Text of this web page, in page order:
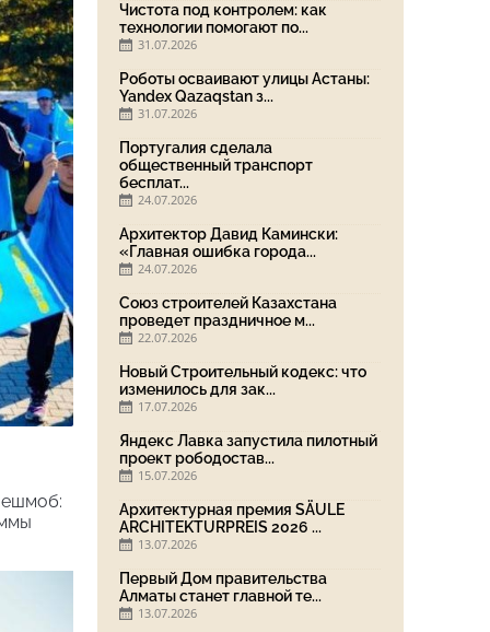
Чистота под контролем: как
технологии помогают по...
31.07.2026
Роботы осваивают улицы Астаны:
Yandex Qazaqstan з...
31.07.2026
Португалия сделала
общественный транспорт
бесплат...
24.07.2026
Архитектор Давид Камински:
«Главная ошибка города...
24.07.2026
Союз строителей Казахстана
проведет праздничное м...
22.07.2026
Новый Строительный кодекс: что
изменилось для зак...
17.07.2026
Яндекс Лавка запустила пилотный
проект рободостав...
15.07.2026
Архитектурная премия SÄULE
ARCHITEKTURPREIS 2026 ...
13.07.2026
Первый Дом правительства
Алматы станет главной те...
13.07.2026